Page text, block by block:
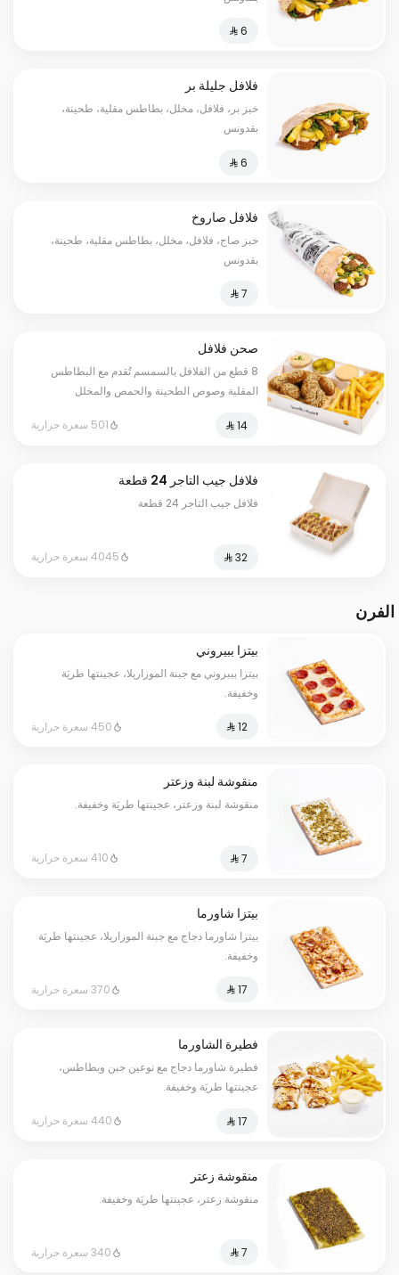
فلافل جليلة بر
خبز بر، فلافل، مخلل، بطاطس مقلية، طحينة،
بقدونس
فلافل صاروخ
خبز صاج، فلافل، مخلل، بطاطس مقلية، طحينة،
بقدونس
صحن فلافل
8 قطع من الفلافل بالسمسم تُقدم مع البطاطس
المقلية وصوص الطحينة والحمص والمخلل
⁨⁦‪‬ 14⁩ 501 سعرة حرارية
فلافل جيب التاجر 24 قطعة
فلافل جيب التاجر 24 قطعة
⁨⁦‪‬ 32⁩ 4045 سعرة حرارية
الفرن
بيتزا ببيروني
بيتزا بيبروني مع جبنة الموزاريلا، عجينتها طريَة
وخفيفة.
⁨⁦‪‬ 12⁩ 450 سعرة حرارية
منقوشة لبنة وزعتر
منقوشة لبنة وزعتر، عجينتها طريَة وخفيفة.
410 سعرة حرارية
بيتزا شاورما
بيتزا شاورما دجاج مع جبنة الموزاريلا، عجينتها طريَة
وخفيفة.
370 سعرة حرارية
فطيرة الشاورما
فطيرة شاورما دجاج مع نوعين جبن وبطاطس،
عجينتها طريَة وخفيفة.
440 سعرة حرارية
منقوشة زعتر
منقوشة زعتر، عجينتها طريَة وخفيفة.
340 سعرة حرارية